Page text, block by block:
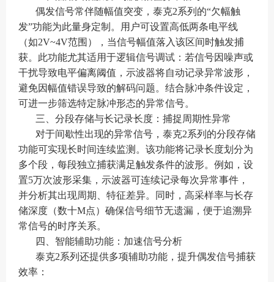
偶发信号常伴随幅值突变，泰克2系列的“欠幅触
发”功能为此量身定制。用户可设置高低两条电平线
（如2V~4V范围），当信号幅值落入该区间时触发捕
获。此功能尤其适用于逻辑信号调试：若信号因噪声或
干扰导致电平偏离阈值，示波器将自动记录异常波形，
避免因幅值错误导致的解码问题。结合脉冲条件设定，
可进一步筛选特定脉冲形态的异常信号。
三、分段存储与长记录长度：捕捉周期性异常
对于间歇性出现的异常信号，泰克2系列的分段存储
功能可实现长时间连续监测。该功能将记录长度划分为
多个段，每段独立捕获满足触发条件的波形。例如，设
置5万次波形采集，示波器可连续记录每次异常事件，
并分析其出现周期、特征差异。同时，高采样率与长存
储深度（数十M点）确保信号细节无遗漏，便于追溯异
常信号的时序关系。
四、智能辅助功能：加速信号分析
泰克2系列还提供多项辅助功能，提升偶发信号捕获
效率：